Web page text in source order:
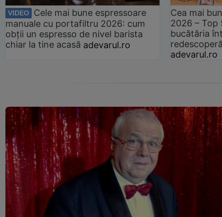
VIDEO
Cele mai bune espressoare
manuale cu portafiltru 2026: cum
obții un espresso de nivel barista
chiar la tine acasă adevarul.ro
Cea mai
2026 –
bucătăria
adevarul.ro